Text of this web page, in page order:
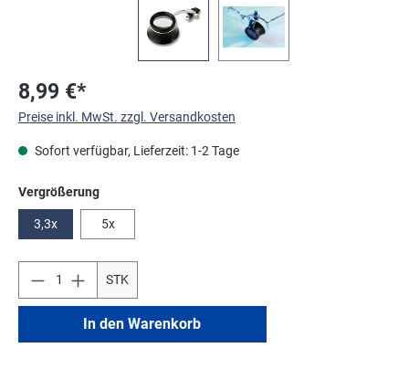
8,99 €*
Preise inkl. MwSt. zzgl. Versandkosten
Sofort verfügbar, Lieferzeit: 1-2 Tage
Vergrößerungauswählen
3,3x 5x
STK
In den Warenkorb